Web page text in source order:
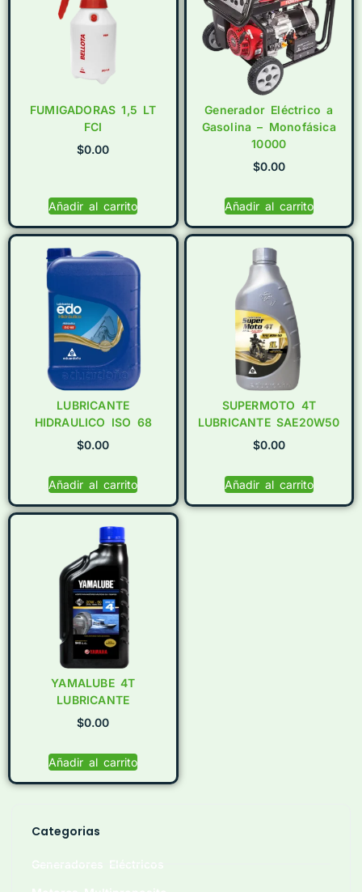
Categorias
FUMIGADORAS 1,5 LT
FCI
$0.00
Añadir al carrito
Generador Eléctrico a
Gasolina – Monofásica
10000
$0.00
Añadir al carrito
LUBRICANTE
HIDRAULICO ISO 68
$0.00
Añadir al carrito
SUPERMOTO 4T
LUBRICANTE SAE20W50
$0.00
Añadir al carrito
YAMALUBE 4T
LUBRICANTE
$0.00
Añadir al carrito